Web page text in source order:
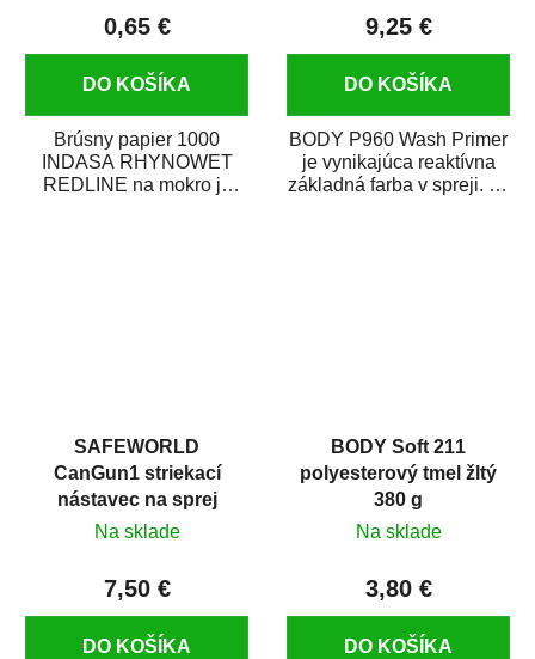
0,65 €
DO KOŠÍKA
Brúsny papier 1000
INDASA RHYNOWET
REDLINE na mokro je
9,25 €
DO KOŠÍKA
BODY P960 Wash Primer
je vynikajúca reaktívna
základná farba v spreji. Je
SAFEWORLD
CanGun1 striekací
nástavec na sprej
Na sklade
7,50 €
DO KOŠÍKA
BODY Soft 211
polyesterový tmel žltý
380 g
Na sklade
3,80 €
DO KOŠÍKA